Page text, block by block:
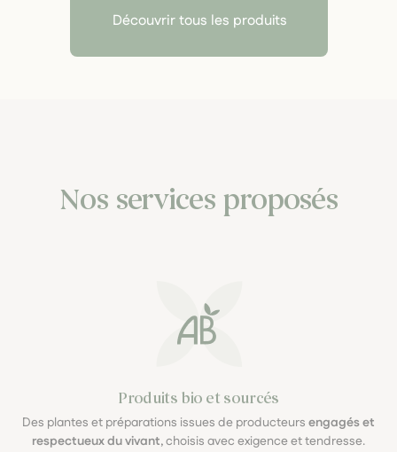
Découvrir tous les produits
Nos services proposés
Produits bio et sourcés
Des plantes et préparations issues de producteurs engagés et
respectueux du vivant, choisis avec exigence et tendresse.